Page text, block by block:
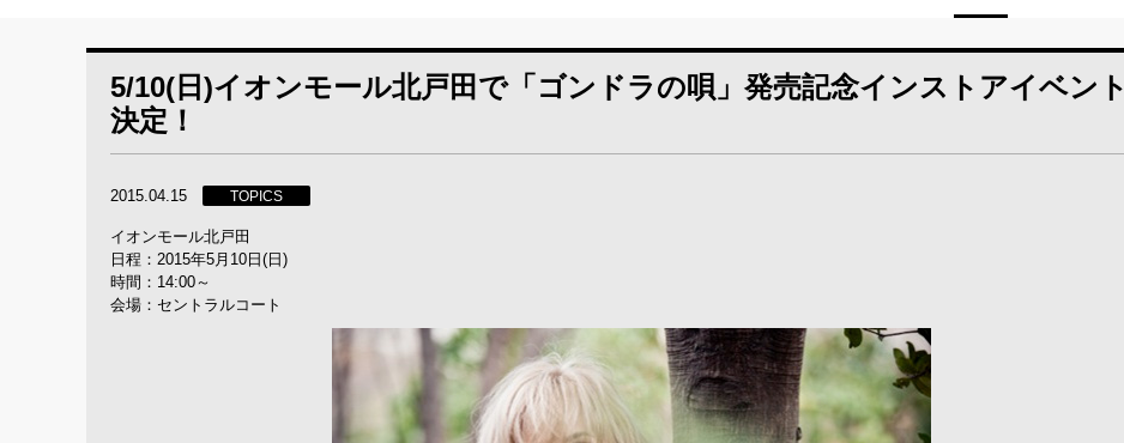
5/10(日)イオンモール北戸田で「ゴンドラの唄」発売記念インストアイベント
決定！
2015.04.15 TOPICS
イオンモール北戸田
日程：2015年5月10日(日)
時間：14:00～
会場：セントラルコート